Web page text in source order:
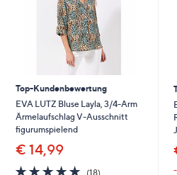
Top-Kundenbewertung
EVA LUTZ Bluse Layla, 3/4-Arm
Ärmelaufschlag V-Ausschnitt
figurumspielend
€ 14,99
4.7
(18)18